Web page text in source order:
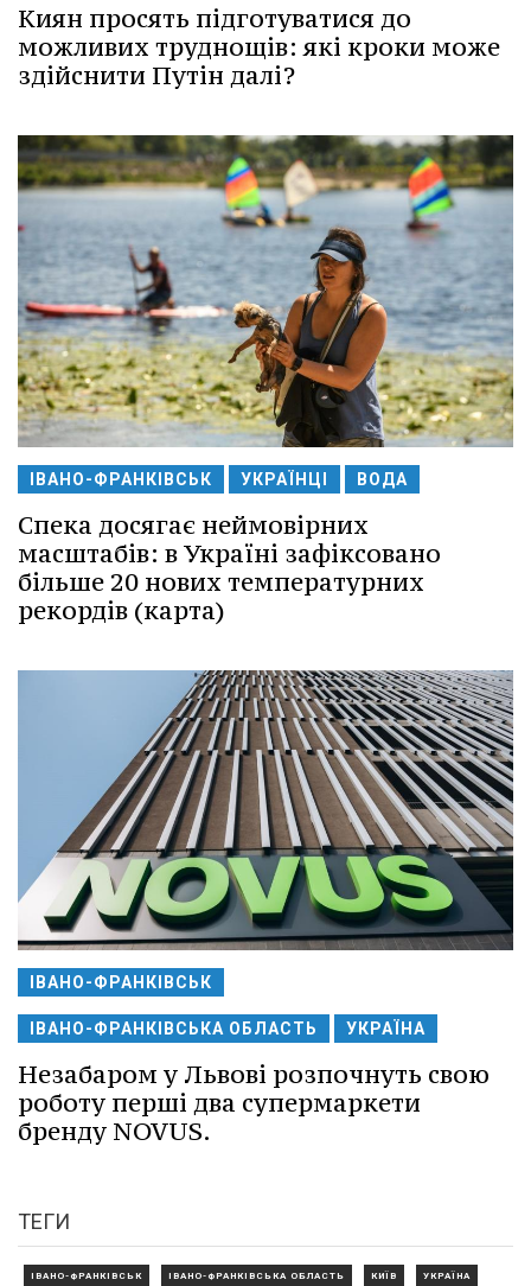
Киян просять підготуватися до
можливих труднощів: які кроки може
здійснити Путін далі?
ІВАНО-ФРАНКІВСЬК УКРАЇНЦІ ВОДА
Спека досягає неймовірних
масштабів: в Україні зафіксовано
більше 20 нових температурних
рекордів (карта)
ІВАНО-ФРАНКІВСЬК
ІВАНО-ФРАНКІВСЬКА ОБЛАСТЬ УКРАЇНА
Незабаром у Львові розпочнуть свою
роботу перші два супермаркети
бренду NOVUS.
ТЕГИ
ІВАНО-ФРАНКІВСЬК ІВАНО-ФРАНКІВСЬКА ОБЛАСТЬ КИЇВ УКРАЇНА